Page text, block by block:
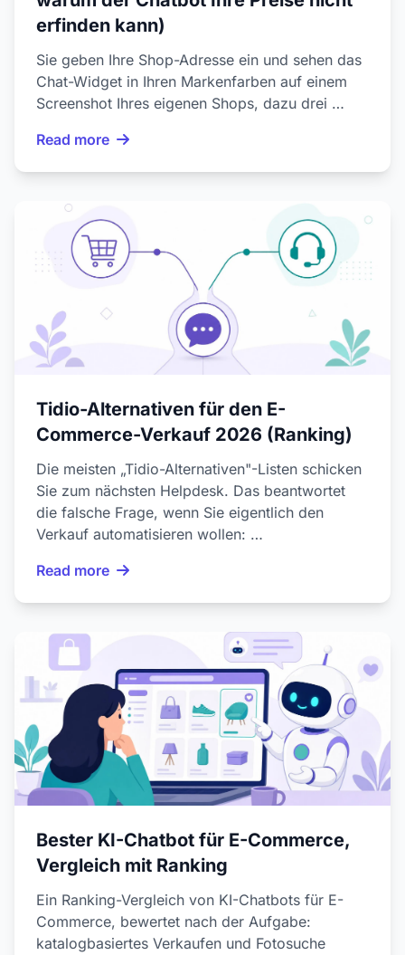
erfinden kann)
Sie geben Ihre Shop-Adresse ein und sehen das
Chat-Widget in Ihren Markenfarben auf einem
Screenshot Ihres eigenen Shops, dazu drei …
Read more
Tidio-Alternativen für den E-
Commerce-Verkauf 2026 (Ranking)
Die meisten „Tidio-Alternativen"-Listen schicken
Sie zum nächsten Helpdesk. Das beantwortet
die falsche Frage, wenn Sie eigentlich den
Verkauf automatisieren wollen: …
Read more
Bester KI-Chatbot für E-Commerce,
Vergleich mit Ranking
Ein Ranking-Vergleich von KI-Chatbots für E-
Commerce, bewertet nach der Aufgabe:
katalogbasiertes Verkaufen und Fotosuche